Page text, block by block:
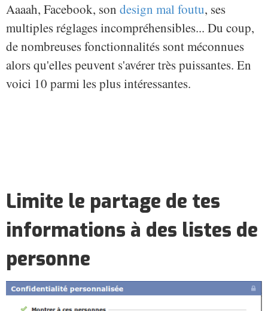
Aaaah, Facebook, son design mal foutu, ses
multiples réglages incompréhensibles... Du coup,
de nombreuses fonctionnalités sont méconnues
alors qu'elles peuvent s'avérer très puissantes. En
voici 10 parmi les plus intéressantes.
Limite le partage de tes
informations à des listes de
personne